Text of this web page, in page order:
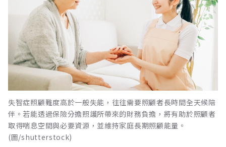
失智症照顧難度高於一般失能，往往需要照顧者長時間全天候陪
伴。若能透過保險分擔照護所帶來的財務負擔，將有助於照顧者
取得喘息空間與必要資源，並維持家庭長期照顧能量。
(圖/shutterstock)